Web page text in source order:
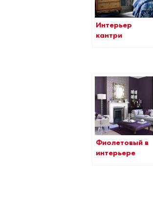
Интерьер
кантри
Фиолетовый в
интерьере